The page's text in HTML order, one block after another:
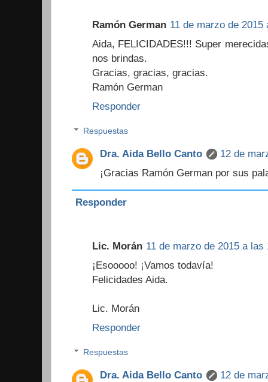
Ramón German 11 de marzo de 2015
Aida, FELICIDADES!!! Super
nos brindas.
Gracias, gracias, gracias.
Ramón German
Responder
Respuestas
Dra. Aida Bello Canto
12 de
¡Gracias Ramón German por sus
Responder
Lic. Morán 11 de marzo de 2015 a las
¡Esooooo! ¡Vamos todavía!
Felicidades Aida.
Lic. Morán
Responder
Respuestas
Dra. Aida Bello Canto
12 de